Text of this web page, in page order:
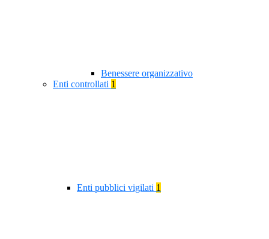
Benessere organizzativo
Enti controllati 1
Enti pubblici vigilati 1